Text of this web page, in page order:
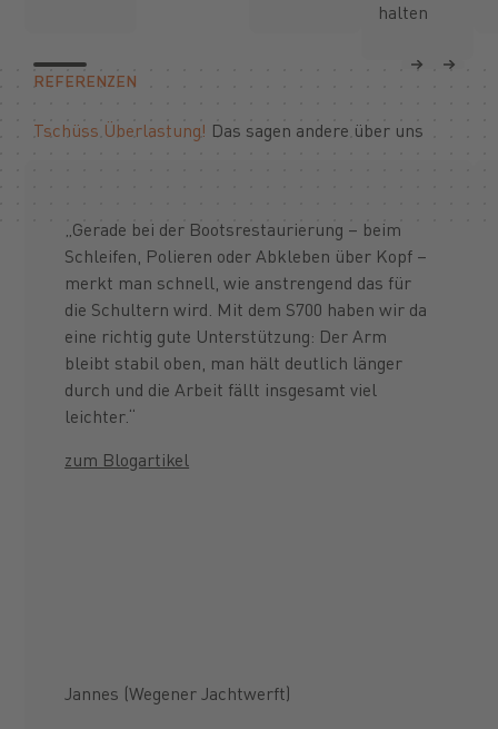
halten
REFERENZEN
Tschüss Überlastung! Das sagen andere über uns
„Gerade bei der Bootsrestaurierung – beim
Schleifen, Polieren oder Abkleben über Kopf –
merkt man schnell, wie anstrengend das für
die Schultern wird. Mit dem S700 haben wir da
eine richtig gute Unterstützung: Der Arm
bleibt stabil oben, man hält deutlich länger
durch und die Arbeit fällt insgesamt viel
leichter.“
zum Blogartikel
Jannes (Wegener Jachtwerft)